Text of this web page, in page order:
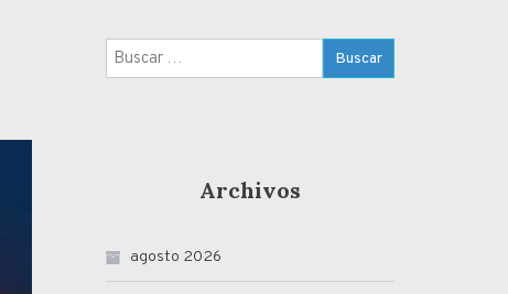
Buscar:
Archivos
agosto 2026